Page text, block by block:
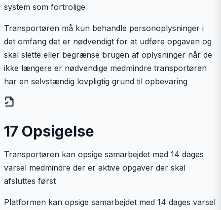
system som fortrolige
Transportøren må kun behandle personoplysninger i
det omfang det er nødvendigt for at udføre opgaven og
skal slette eller begrænse brugen af oplysninger når de
ikke længere er nødvendige medmindre transportøren
har en selvstændig lovpligtig grund til opbevaring
17 Opsigelse
Transportøren kan opsige samarbejdet med 14 dages
varsel medmindre der er aktive opgaver der skal
afsluttes først
Platformen kan opsige samarbejdet med 14 dages varsel